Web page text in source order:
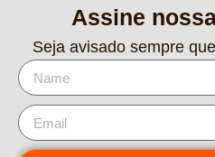
Assine
Seja avisado sempre